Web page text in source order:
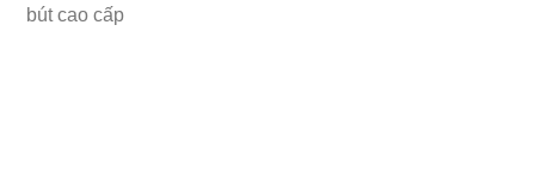
TTC
bút cao cấp